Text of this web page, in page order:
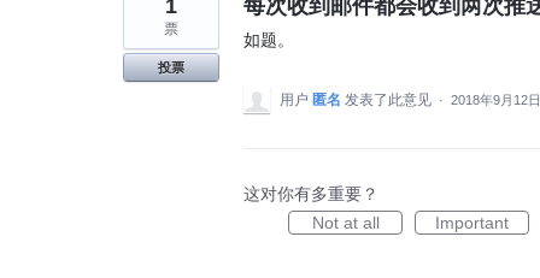
每次收到邮件都会收到两次推
如题。
1
票
投票
用户 匿名 发表了此意见 · 2018年9月12日
这对你有多重要？
Not at all
Important